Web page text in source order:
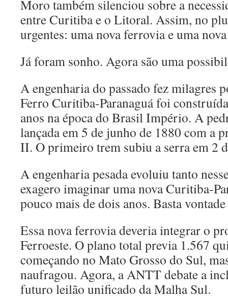
Moro também silenciou sobre a
entre Curitiba e o Litoral. Assim, no
urgentes: uma nova ferrovia e uma
Já foram sonho. Agora são uma
A engenharia do passado fez milagres
Ferro Curitiba-Paranaguá foi
anos na época do Brasil Império. A
lançada em 5 de junho de 1880 com a
II. O primeiro trem subiu a serra em 2
A engenharia pesada evoluiu tanto
exagero imaginar uma nova Curitiba-
pouco mais de dois anos. Basta
Essa nova ferrovia deveria integrar o
Ferroeste. O plano total previa 1.567
começando no Mato Grosso do Sul,
naufragou. Agora, a ANTT debate a
futuro leilão unificado da Malha Sul.